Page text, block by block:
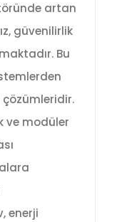
artan
güvenilirlik
Bu
çözümleridir.
ve modüler
enerji